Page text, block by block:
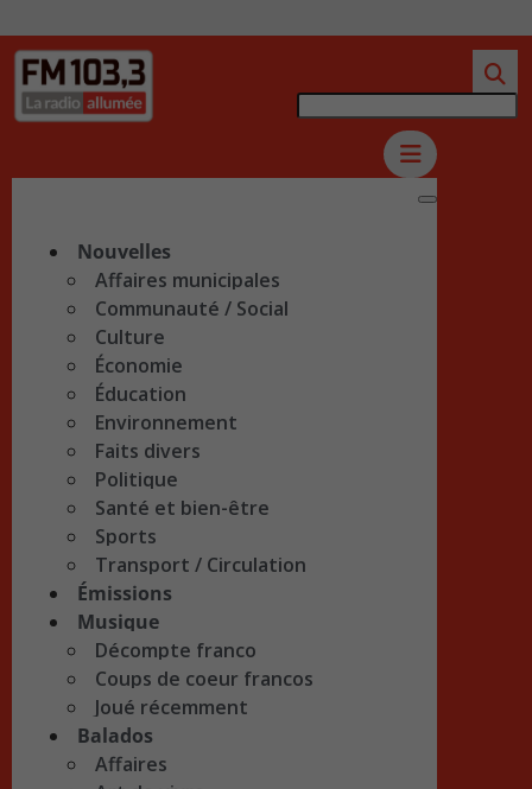
Nouvelles
Affaires municipales
Communauté / Social
Culture
Économie
Éducation
Environnement
Faits divers
Politique
Santé et bien-être
Sports
Transport / Circulation
Émissions
Musique
Décompte franco
Coups de coeur francos
Joué récemment
Balados
Affaires